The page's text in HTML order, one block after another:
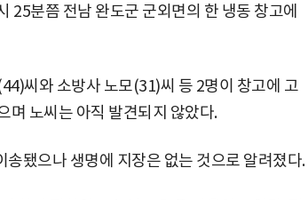
25분쯤 전남 완도군 군외면의 한 냉동 창고에
씨와 소방사 노모(31)씨 등 2명이 창고에 고
며 노씨는 아직 발견되지 않았다.
됐으나 생명에 지장은 없는 것으로 알려졌다.